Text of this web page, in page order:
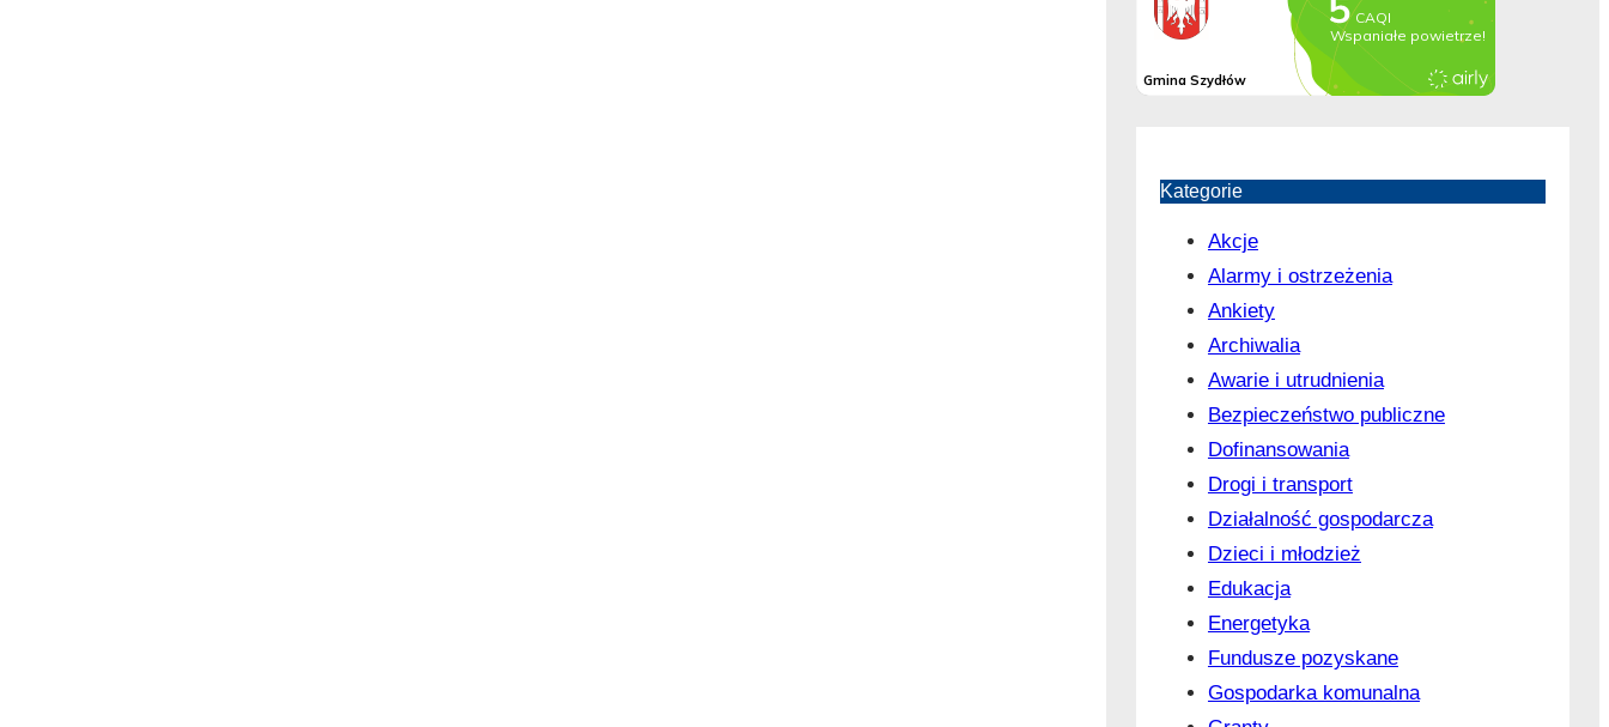
Kategorie
Akcje
Alarmy i ostrzeżenia
Ankiety
Archiwalia
Awarie i utrudnienia
Bezpieczeństwo publiczne
Dofinansowania
Drogi i transport
Działalność gospodarcza
Dzieci i młodzież
Edukacja
Energetyka
Fundusze pozyskane
Gospodarka komunalna